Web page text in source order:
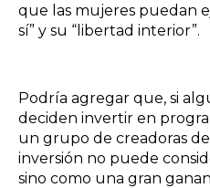
que las mujeres puedan
sí” y su “libertad interior”.
Podría agregar que, si
deciden invertir en
un grupo de creadoras
inversión no puede
sino como una gran